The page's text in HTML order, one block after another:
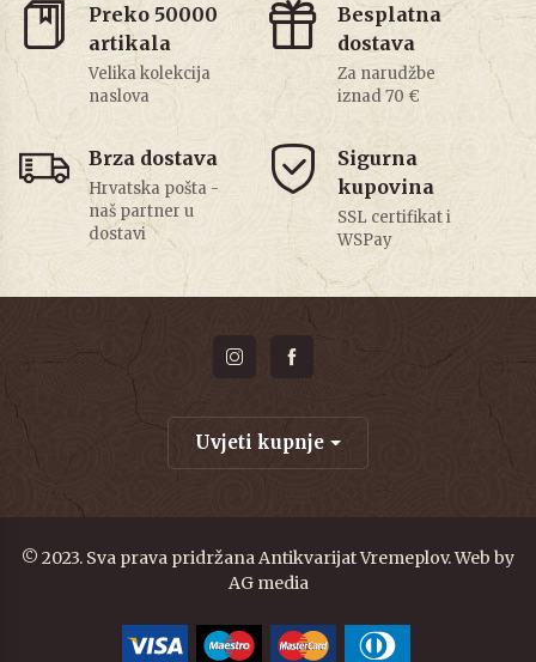
Preko 50000
artikala
Velika kolekcija
naslova
Besplatna
dostava
Za narudžbe
iznad 70 €
Brza dostava
Hrvatska pošta -
naš partner u
dostavi
Sigurna
kupovina
SSL certifikat i
WSPay
Uvjeti kupnje
© 2023. Sva prava pridržana Antikvarijat Vremeplov. Web by
AG media